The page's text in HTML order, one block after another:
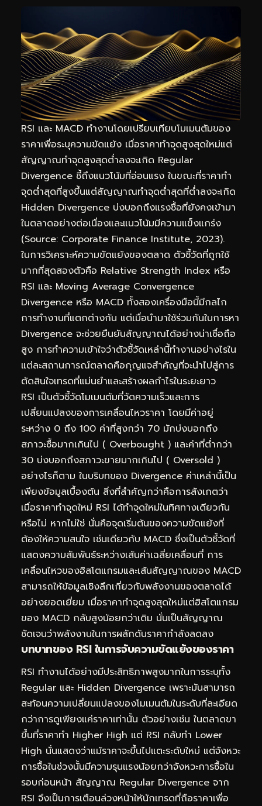
RSI และ MACD ทำงานโดยเปรียบเทียบโมเมนตัมของ
ราคาเพื่อระบุความขัดแย้ง เมื่อราคาทำจุดสูงสุดใหม่แต่
สัญญาณทำจุดสูงสุดต่ำลงจะเกิด Regular
Divergence ชี้ถึงแนวโน้มที่อ่อนแรง ในขณะที่ราคาทำ
จุดต่ำสุดที่สูงขึ้นแต่สัญญาณทำจุดต่ำสุดที่ต่ำลงจะเกิด
Hidden Divergence บ่งบอกถึงแรงซื้อที่ยังคงเข้ามา
ในตลาดอย่างต่อเนื่องและแนวโน้มมีความแข็งแกร่ง
(Source: Corporate Finance Institute, 2023).
ในการวิเคราะห์ความขัดแย้งของตลาด ตัวชี้วัดที่ถูกใช้
มากที่สุดสองตัวคือ Relative Strength Index หรือ
RSI และ Moving Average Convergence
Divergence หรือ MACD ทั้งสองเครื่องมือนี้มีกลไก
การทำงานที่แตกต่างกัน แต่เมื่อนำมาใช้ร่วมกันในการหา
Divergence จะช่วยยืนยันสัญญาณได้อย่างน่าเชื่อถือ
สูง การทำความเข้าใจว่าตัวชี้วัดเหล่านี้ทำงานอย่างไรใน
แต่ละสถานการณ์ตลาดคือกุญแจสำคัญที่จะนำไปสู่การ
ตัดสินใจเทรดที่แม่นยำและสร้างผลกำไรในระยะยาว
RSI เป็นตัวชี้วัดโมเมนตัมที่วัดความเร็วและการ
เปลี่ยนแปลงของการเคลื่อนไหวราคา โดยมีค่าอยู่
ระหว่าง 0 ถึง 100 ค่าที่สูงกว่า 70 มักบ่งบอกถึง
สภาวะซื้อมากเกินไป ( Overbought ) และค่าที่ต่ำกว่า
30 บ่งบอกถึงสภาวะขายมากเกินไป ( Oversold )
อย่างไรก็ตาม ในบริบทของ Divergence ค่าเหล่านี้เป็น
เพียงข้อมูลเบื้องต้น สิ่งที่สำคัญกว่าคือการสังเกตว่า
เมื่อราคาทำจุดใหม่ RSI ได้ทำจุดใหม่ในทิศทางเดียวกัน
หรือไม่ หากไม่ใช่ นั่นคือจุดเริ่มต้นของความขัดแย้งที่
ต้องให้ความสนใจ เช่นเดียวกับ MACD ซึ่งเป็นตัวชี้วัดที่
แสดงความสัมพันธ์ระหว่างเส้นค่าเฉลี่ยเคลื่อนที่ การ
เคลื่อนไหวของฮิสโตแกรมและเส้นสัญญาณของ MACD
สามารถให้ข้อมูลเชิงลึกเกี่ยวกับพลังงานของตลาดได้
อย่างยอดเยี่ยม เมื่อราคาทำจุดสูงสุดใหม่แต่ฮิสโตแกรม
ของ MACD กลับสูงน้อยกว่าเดิม นั่นเป็นสัญญาณ
ชัดเจนว่าพลังงานในการผลักดันราคากำลังลดลง
บทบาทของ RSI ในการจับความขัดแย้งของราคา
RSI ทำงานได้อย่างมีประสิทธิภาพสูงมากในการระบุทั้ง
Regular และ Hidden Divergence เพราะมันสามารถ
สะท้อนความเปลี่ยนแปลงของโมเมนตัมในระดับที่ละเอียด
กว่าการดูเพียงแค่ราคาเท่านั้น ตัวอย่างเช่น ในตลาดขา
ขึ้นที่ราคาทำ Higher High แต่ RSI กลับทำ Lower
High นั่นแสดงว่าแม้ราคาจะขึ้นไปแตะระดับใหม่ แต่จังหวะ
การซื้อในช่วงนั้นมีความรุนแรงน้อยกว่าจังหวะการซื้อใน
รอบก่อนหน้า สัญญาณ Regular Divergence จาก
RSI จึงเป็นการเตือนล่วงหน้าให้นักเทรดที่ถือราคาเพื่อ